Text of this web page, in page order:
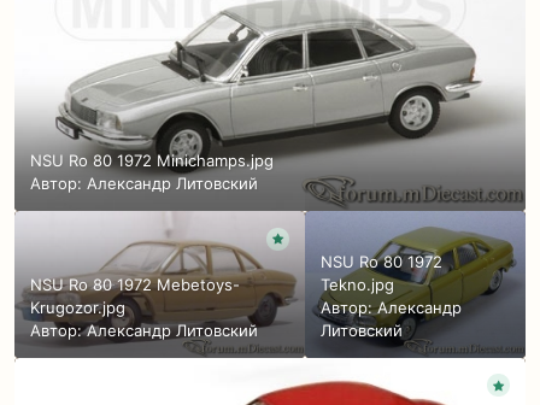
NSU Ro 80 1972 Minichamps.jpg
Автор: Александр Литовский
NSU Ro 80 1972 Mebetoys-
Krugozor.jpg
Автор:Александр Литовский
NSU Ro 80 1972
Tekno.jpg
Автор:Александр
Литовский